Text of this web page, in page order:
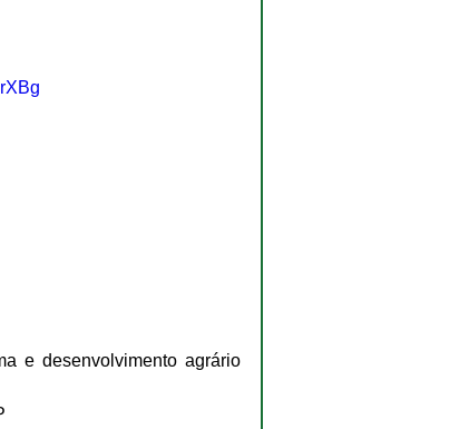
e desenvolvimento agrário